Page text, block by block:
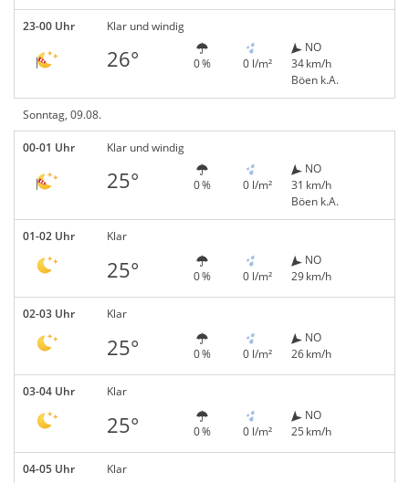
23-00 Uhr Klar und windig
26° 0 % 0 l/m²
NO
34 km/h
Böen k.A.
Sonntag, 09.08.
00-01 Uhr Klar und windig
25° 0 % 0 l/m²
NO
31 km/h
Böen k.A.
01-02 Uhr Klar
25° 0 % 0 l/m²
NO
29 km/h
02-03 Uhr Klar
25° 0 % 0 l/m²
NO
26 km/h
03-04 Uhr Klar
25° 0 % 0 l/m²
NO
25 km/h
04-05 Uhr Klar